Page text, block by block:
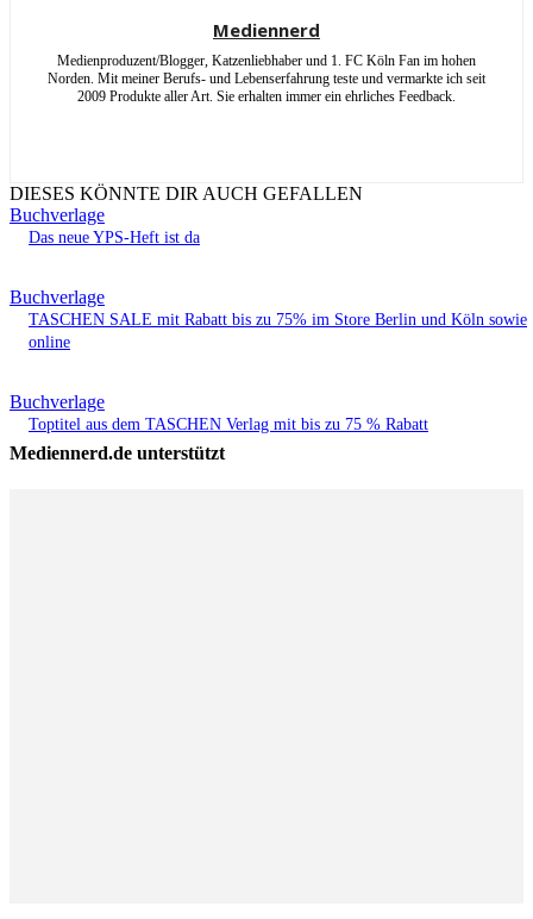
Mediennerd
Medienproduzent/Blogger, Katzenliebhaber und 1. FC Köln Fan im hohen
Norden. Mit meiner Berufs- und Lebenserfahrung teste und vermarkte ich seit
2009 Produkte aller Art. Sie erhalten immer ein ehrliches Feedback.
DIESES KÖNNTE DIR AUCH GEFALLEN
Buchverlage
Das neue YPS-Heft ist da
Buchverlage
TASCHEN SALE mit Rabatt bis zu 75% im Store Berlin und Köln sowie
online
Buchverlage
Toptitel aus dem TASCHEN Verlag mit bis zu 75 % Rabatt
Mediennerd.de unterstützt